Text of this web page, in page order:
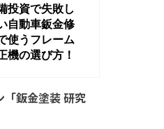
投資で失敗し
自動車鈑金修
使うフレーム
機の選び方！
鈑金塗装 研究